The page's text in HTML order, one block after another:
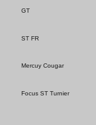
GT
ST FR
Mercuy Cougar
Focus ST Turnier